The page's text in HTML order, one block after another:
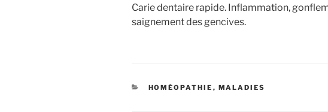
Carie dentaire rapide. Inflammation,
saignement des gencives.
CATÉGORIES
HOMÉOPATHIE , MALADIES